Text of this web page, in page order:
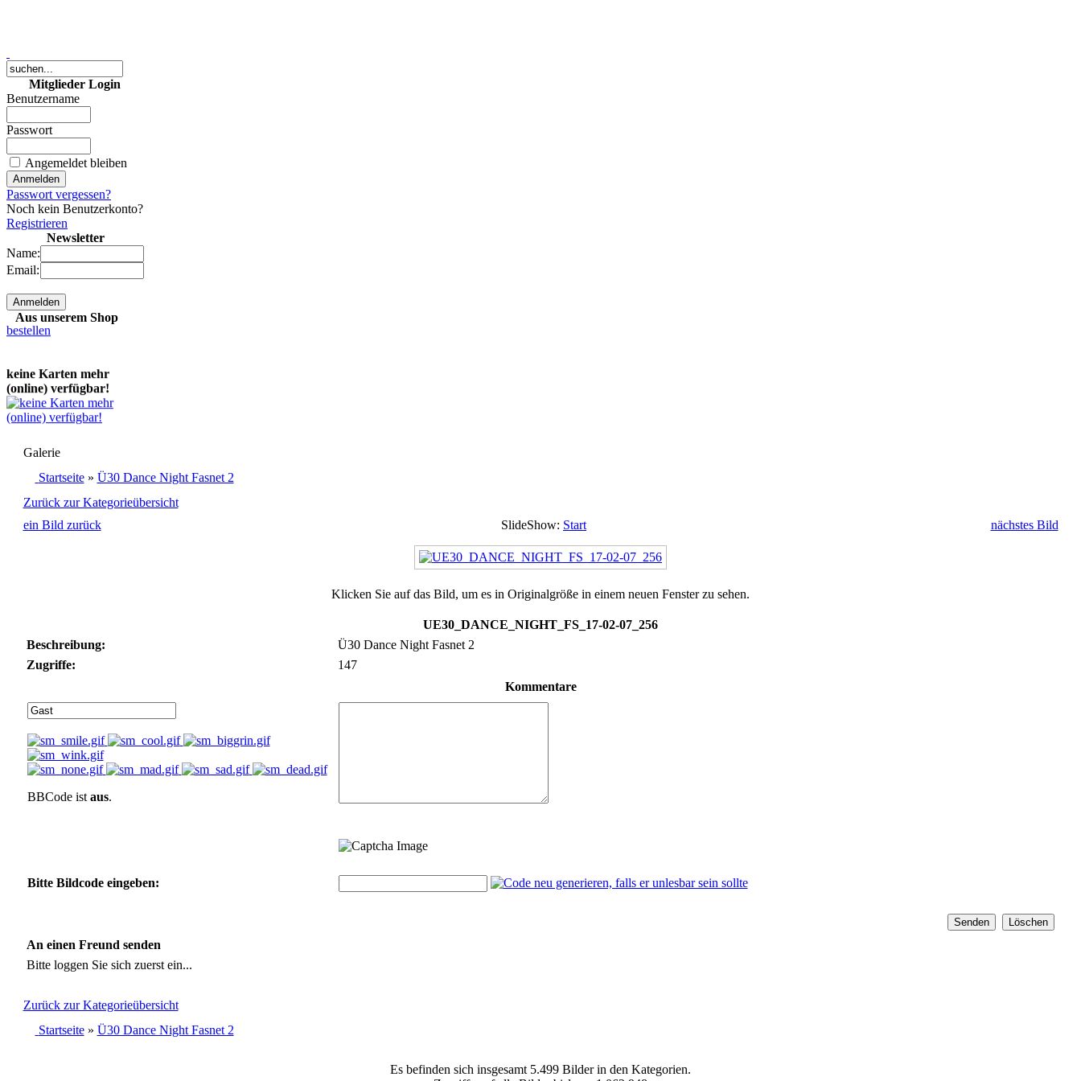
Mitglieder Login
Benutzername
Passwort
Angemeldet bleiben
Passwort vergessen?
Noch kein Benutzerkonto?
Registrieren
Newsletter
Name:
Email:
Aus unserem Shop
2 MP Digitales Foto
3,50 €
bestellen
10 MP Digitales Foto
(JPG-Datei)
9,50 €
bestellen
keine Karten mehr
(online) verfügbar!
0,00 €
5 MP Digitales Foto
(JPG-Datei)
Galerie
Startseite» Ü30 Dance Night Fasnet 2
Zurück zur Kategorieübersicht
ein Bild zurück
SlideShow: Start nächstes Bild
Klicken Sie auf das Bild, um es in Originalgröße in einem neuen Fenster zu sehen.
UE30_DANCE_NIGHT_FS_17-02-07_256
Beschreibung:
Ü30 Dance Night Fasnet 2
Zugriffe:
147
Kommentare
BBCode istaus.
Bitte Bildcode eingeben:
An einen Freund senden
Bitte loggen Sie sich zuerst ein...
Zurück zur Kategorieübersicht
Startseite» Ü30 Dance Night Fasnet 2
Es befinden sich insgesamt 5.499 Bilder in den Kategorien.